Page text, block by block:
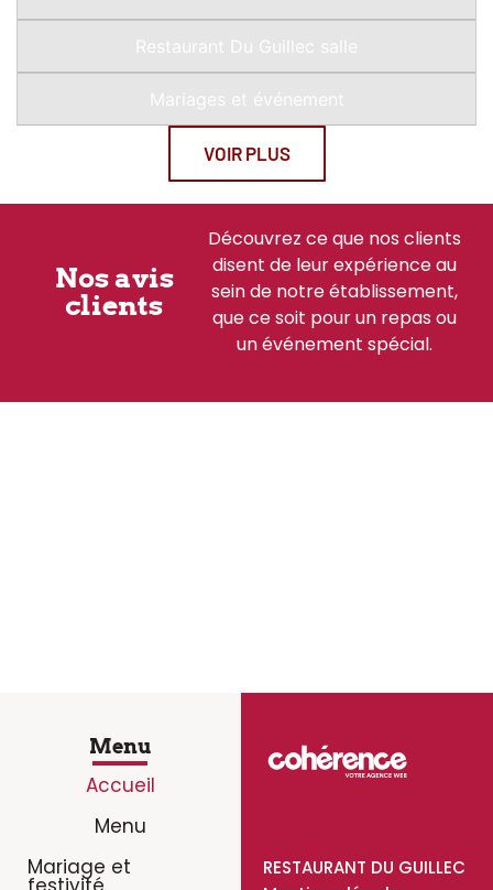
Restaurant Du Guillec salle
Mariages et événement
VOIR PLUS
Nos avis
clients
Découvrez ce que nos clients
disent de leur expérience au
sein de notre établissement,
que ce soit pour un repas ou
un événement spécial.
Menu
Accueil
Menu
Mariage et
RESTAURANT DU GUILLEC